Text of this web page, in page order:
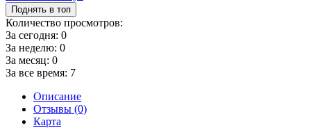
Поднять в топ
Количество просмотров:
За сегодня: 0
За неделю: 0
За месяц: 0
За все время: 7
Описание
Отзывы (0)
Карта